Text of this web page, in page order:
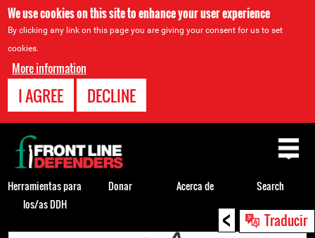
We use cookies on this site to enhance your user experience
By clicking any link on this page you are giving your consent for us to set
cookies.
More information
I AGREE DECLINE
< Traducir
Back
to
Back
to
top
Herramientas para
los/as DDH
Donar Acerca de Search